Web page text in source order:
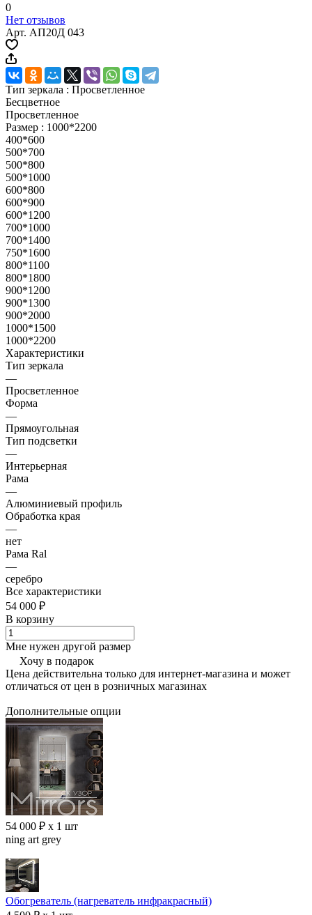
0
Нет отзывов
Арт. АП20Д 043
Тип зеркала : Просветленное
Бесцветное
Просветленное
Размер : 1000*2200
400*600
500*700
500*800
500*1000
600*800
600*900
600*1200
700*1000
700*1400
750*1600
800*1100
800*1800
900*1200
900*1300
900*2000
1000*1500
1000*2200
Характеристики
Тип зеркала
—
Просветленное
Форма
—
Прямоугольная
Тип подсветки
—
Интерьерная
Рама
—
Алюминиевый профиль
Обработка края
—
нет
Рама Ral
—
серебро
Все характеристики
54 000 ₽
В корзину
Мне нужен другой размер
Хочу в подарок
Цена действительна только для интернет-магазина и может
отличаться от цен в розничных магазинах
Дополнительные опции
54 000 ₽ x 1 шт
ning art grey
Обогреватель (нагреватель инфракрасный)